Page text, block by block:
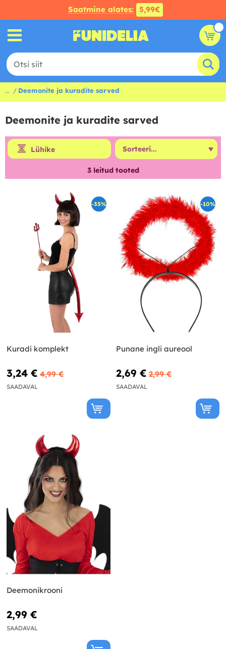
Saatmine alates: 5,99€
... Deemonite ja kuradite sarved
Deemonite ja kuradite sarved
Lühike
3leitud tooted
-35%
Kuradi komplekt
3,24 € 4,99 €
SAADAVAL
-10%
Punane ingli aureool
2,69 € 2,99 €
SAADAVAL
Deemonikrooni
2,99 €
SAADAVAL